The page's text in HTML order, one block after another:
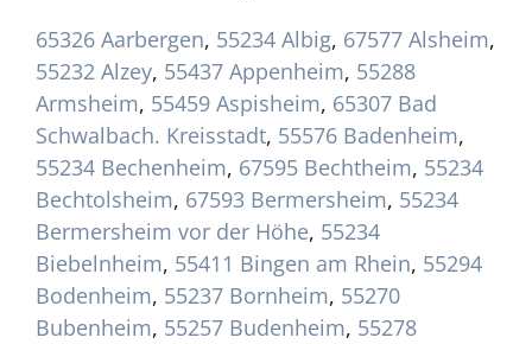
65326 Aarbergen, 55234 Albig, 67577 Alsheim,
55232 Alzey, 55437 Appenheim, 55288
Armsheim, 55459 Aspisheim, 65307 Bad
Schwalbach. Kreisstadt, 55576 Badenheim,
55234 Bechenheim, 67595 Bechtheim, 55234
Bechtolsheim, 67593 Bermersheim, 55234
Bermersheim vor der Höhe, 55234
Biebelnheim, 55411 Bingen am Rhein, 55294
Bodenheim, 55237 Bornheim, 55270
Bubenheim, 55257 Budenheim, 55278